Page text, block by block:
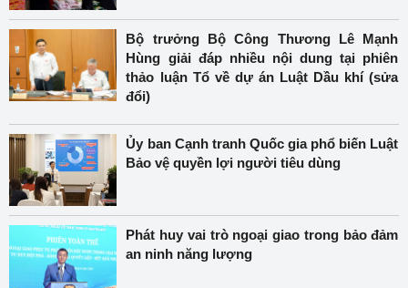
Bộ trưởng Bộ Công Thương Lê Mạnh
Hùng giải đáp nhiều nội dung tại phiên
thảo luận Tổ về dự án Luật Dầu khí (sửa
đổi)
Ủy ban Cạnh tranh Quốc gia phổ biến Luật
Bảo vệ quyền lợi người tiêu dùng
Phát huy vai trò ngoại giao trong bảo đảm
an ninh năng lượng